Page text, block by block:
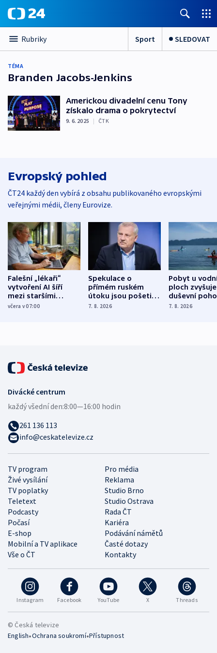
Rubriky Sport SLEDOVAT
TÉMA
Branden Jacobs-Jenkins
Americkou divadelní cenu Tony
získalo drama o pokrytectví
9. 6. 2025 | ČTK
Evropský pohled
ČT24 každý den vybírá z obsahu publikovaného evropskými
veřejnými médii, členy Eurovize.
Falešní „lékaři“
vytvoření AI šíří
mezi staršími
Poláky nebezpečné
včera v 07:00
Spekulace o
přímém ruském
útoku jsou pošetilé,
míní estonský
7. 8. 2026
Pobyt u
ploch zvyšuje
duševní
ukázala
7. 8. 2026
Instagram Facebook YouTube X Threads
TV program
Pro média
Živé vysílání
Reklama
TV poplatky
Studio Brno
Teletext
Studio Ostrava
Podcasty
Rada ČT
Počasí
Kariéra
E-shop
Podávání námětů
Mobilní a TV aplikace
Časté dotazy
Vše o ČT
Kontakty
Divácké centrum
každý všední den:8:00—16:00 hodin
261 136 113
info@ceskatelevize.cz
© Česká televize
English•Ochrana soukromí•Přístupnost